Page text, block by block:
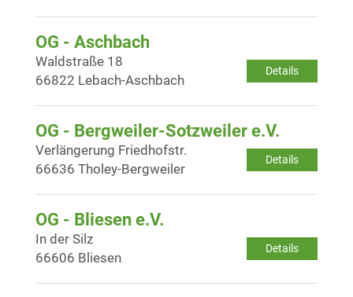
OG - Aschbach
Details
Waldstraße 18
66822 Lebach-Aschbach
OG - Bergweiler-Sotzweiler e.V.
Details
Verlängerung Friedhofstr.
66636 Tholey-Bergweiler
OG - Bliesen e.V.
Details
In der Silz
66606 Bliesen